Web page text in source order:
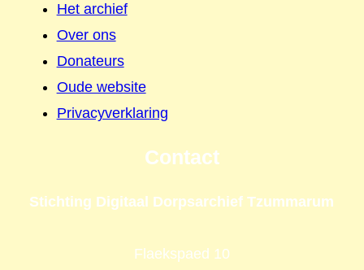
Het archief
Over ons
Donateurs
Oude website
Privacyverklaring
Contact
Stichting Digitaal Dorpsarchief Tzummarum
Flaekspaed 10